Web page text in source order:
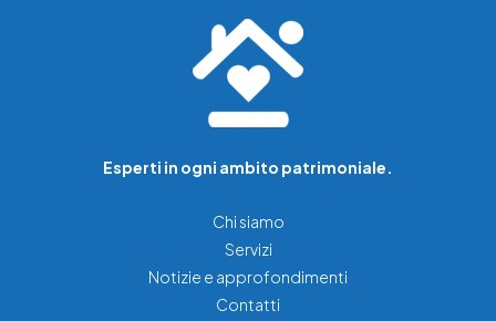
Esperti in ogni ambito patrimoniale.
Chi siamo
Servizi
Notizie e approfondimenti
Contatti